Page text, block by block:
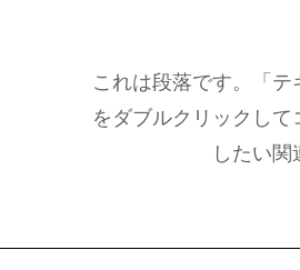
これは段落です。「
をダブルクリックし
したい関